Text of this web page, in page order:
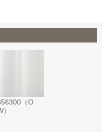
（O
）